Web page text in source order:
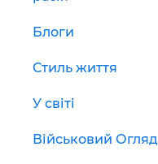
Блоги
Стиль життя
У світі
Військовий Огляд